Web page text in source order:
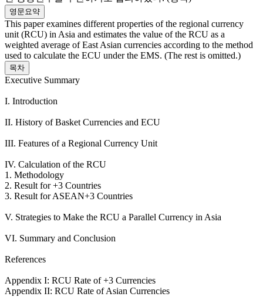
영문요약
This paper examines different properties of the regional currency
unit (RCU) in Asia and estimates the value of the RCU as a
weighted average of East Asian currencies according to the method
used to calculate the ECU under the EMS. (The rest is omitted.)
목차
Executive Summary
I. Introduction
II. History of Basket Currencies and ECU
III. Features of a Regional Currency Unit
IV. Calculation of the RCU
1. Methodology
2. Result for +3 Countries
3. Result for ASEAN+3 Countries
V. Strategies to Make the RCU a Parallel Currency in Asia
VI. Summary and Conclusion
References
Appendix I: RCU Rate of +3 Currencies
Appendix II: RCU Rate of Asian Currencies